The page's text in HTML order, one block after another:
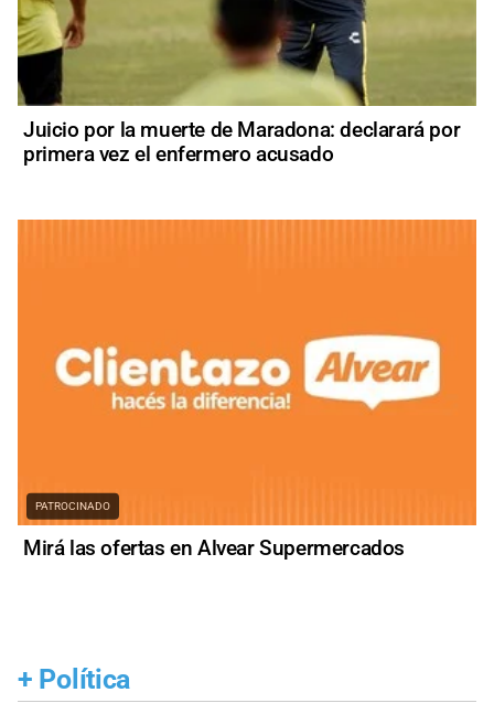
Juicio por la muerte de Maradona: declarará por
primera vez el enfermero acusado
PATROCINADO
Mirá las ofertas en Alvear Supermercados
+ Política